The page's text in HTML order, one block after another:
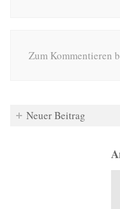
Zum Kommentieren
Neuer Beitrag